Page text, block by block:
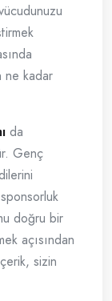
ne kadar
da
Genç
doğru bir
açısından
sizin